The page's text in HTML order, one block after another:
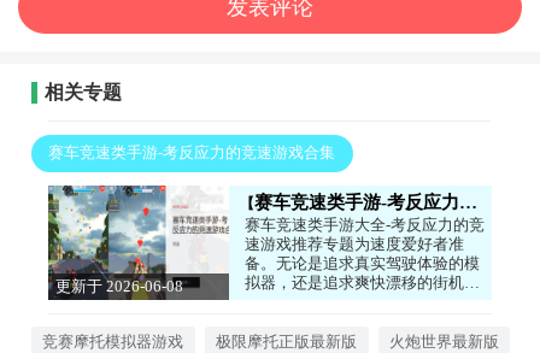
相关专题
赛车竞速类手游-考反应力的竞速游戏合集
更新于 2026-06-08
赛车竞速类手游-考反应力的竞速游戏合集
赛车竞速类手游大全-考反应力的竞
速游戏推荐专题为速度爱好者准
备。无论是追求真实驾驶体验的模
拟器，还是追求爽快漂移的街机风
格，都能在这里找到。在赛道上与
擦的刺激，考验你的反应速度和操
竞赛摩托模拟器游戏 极限摩托正版最新版 火炮世界最新版